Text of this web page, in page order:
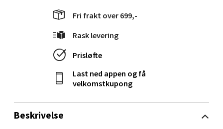
Beskrivelse
Fri frakt over 699,-
Rask levering
Prisløfte
Last ned appen og få
velkomstkupong
Mo i Rana - Thon Senter Mo i Rana
Åpent i dag 10-18
0 i butikk
Velg